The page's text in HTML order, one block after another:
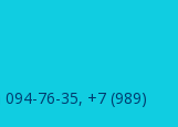
094-76-35, +7 (989)